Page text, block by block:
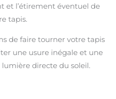
et l’étirement éventuel de
tapis.
de faire tourner votre tapis
une usure inégale et une
directe du soleil.